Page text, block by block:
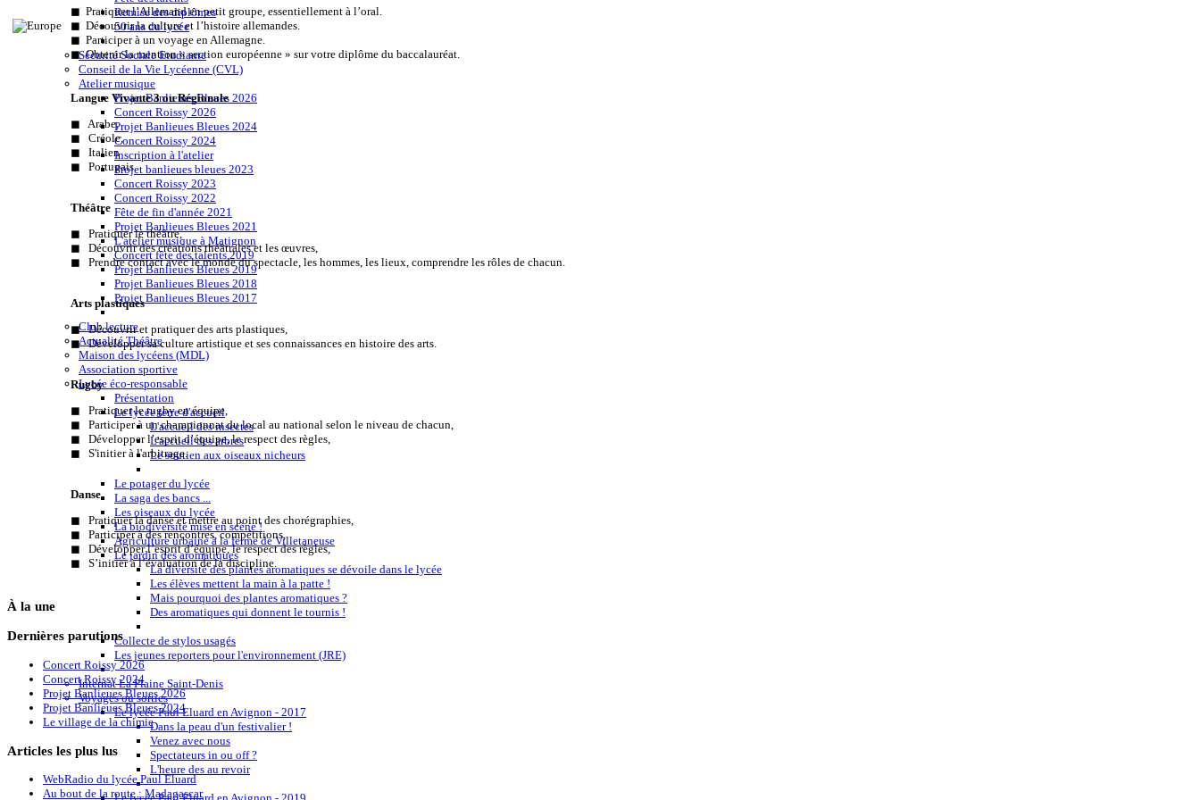
Remise des diplômes
50 ans du lycée
Sécurité Sociale Etudiante
Conseil de la Vie Lycéenne (CVL)
Atelier musique
Projet Banlieues Bleues 2026
Concert Roissy 2026
Projet Banlieues Bleues 2024
Concert Roissy 2024
Inscription à l'atelier
Projet banlieues bleues 2023
Concert Roissy 2023
Concert Roissy 2022
Fête de fin d'année 2021
Projet Banlieues Bleues 2021
L'atelier musique à Matignon
Concert fête des talents 2019
Projet Banlieues Bleues 2019
Projet Banlieues Bleues 2018
Projet Banlieues Bleues 2017
Club lecture
Actualité Théâtre
Maison des lycéens (MDL)
Association sportive
Lycée éco-responsable
Présentation
Le lycée terre d'accueil
L'accueil des insectes
L'accueil des arbres
Le soutien aux oiseaux nicheurs
Le potager du lycée
La saga des bancs ...
Les oiseaux du lycée
La biodiversité mise en scène !
Agriculture urbaine à la ferme de Villetaneuse
Le jardin des aromatiques
La diversité des plantes aromatiques se dévoile dans le lycée
Les élèves mettent la main à la patte !
Mais pourquoi des plantes aromatiques ?
Des aromatiques qui donnent le tournis !
Collecte de stylos usagés
Les jeunes reporters pour l'environnement (JRE)
Internat La Plaine Saint-Denis
Voyages ou sorties
Le lycée Paul Eluard en Avignon - 2017
Dans la peau d'un festivalier !
Venez avec nous
Spectateurs in ou off ?
L'heure des au revoir
◼ Pratiquer l’Allemand en petit groupe, essentiellement à l’oral.
◼ Découvrir la culture et l’histoire allemandes.
◼ Participer à un voyage en Allemagne.
◼ Obtenir la mention « section européenne » sur votre diplôme du baccalauréat.
Langue Vivante 3 ou Régionale
◼ Arabe,
◼ Créole,
◼ Italien
◼ Portugais.
Théâtre
◼ Pratiquer le théâtre,
◼ Découvrir des créations théâtrales et les œuvres,
◼ Prendre contact avec le monde du spectacle, les hommes, les lieux, comprendre les rôles de chacun.
Arts plastiques
◼ Découvrir et pratiquer des arts plastiques,
◼ Développer sa culture artistique et ses connaissances en histoire des arts.
Rugby
◼ Pratiquer le rugby en équipe,
◼ Participer à un championnat du local au national selon le niveau de chacun,
◼ Développer l’esprit d’équipe, le respect des règles,
◼ S'initier à l'arbitrage.
Danse
◼ Pratiquer la danse et mettre au point des chorégraphies,
◼ Participer à des rencontres, compétitions,
◼ Développer l’esprit d’équipe, le respect des règles,
◼ S’initier à l’évaluation de la discipline.
À la une
Dernières parutions
Concert Roissy 2026
Concert Roissy 2024
Projet Banlieues Bleues 2026
Projet Banlieues Bleues 2024
Le village de la chimie
Articles les plus lus
WebRadio du lycée Paul Eluard
Au bout de la route : Madagascar